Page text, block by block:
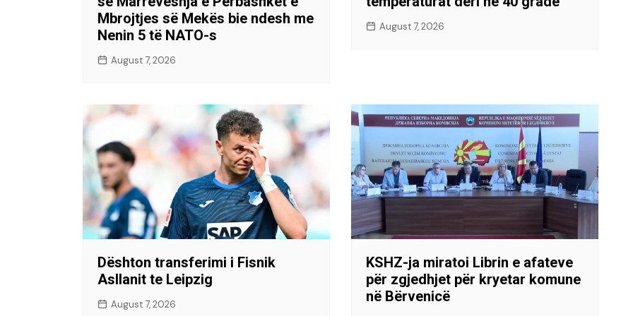
Mbrojtjes së Mekës bie ndesh me
Nenin 5 të NATO-s
August 7, 2026
August 7, 2026
Dështon transferimi i Fisnik
Asllanit te Leipzig
August 7, 2026
KSHZ-ja miratoi Librin e afateve
për zgjedhjet për kryetar komune
në Bërvenicë